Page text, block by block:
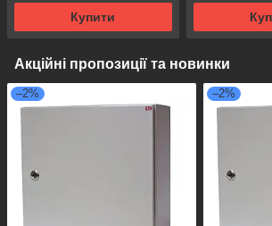
Купити
Акційні пропозиції та новинки
–2% –2%